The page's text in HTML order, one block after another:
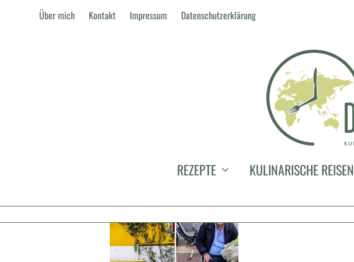
Über mich Kontakt Impressum Datenschutzerklärung
REZEPTE KULINARISCHE REISEN